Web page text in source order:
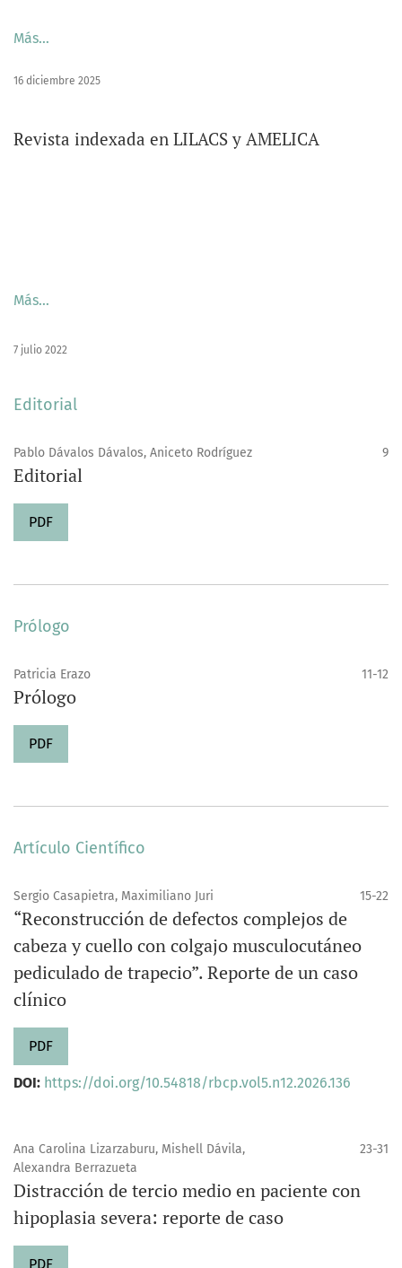
Más…
16 diciembre 2025
Revista indexada en LILACS y AMELICA
Más…
7 julio 2022
Editorial
Pablo Dávalos Dávalos, Aniceto Rodríguez 9
Editorial
PDF
Prólogo
Patricia Erazo 11-12
Prólogo
PDF
Artículo Científico
Sergio Casapietra, Maximiliano Juri 15-22
“Reconstrucción de defectos complejos de
cabeza y cuello con colgajo musculocutáneo
pediculado de trapecio”. Reporte de un caso
clínico
PDF
DOI: https://doi.org/10.54818/rbcp.vol5.n12.2026.136
Ana Carolina Lizarzaburu, Mishell Dávila,
Alexandra Berrazueta
23-31
Distracción de tercio medio en paciente con
hipoplasia severa: reporte de caso
PDF